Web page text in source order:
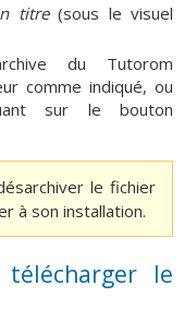
titre(sous le visuel
du Tutorom
comme indiqué, ou
sur le bouton
le fichier
à son installation.
le